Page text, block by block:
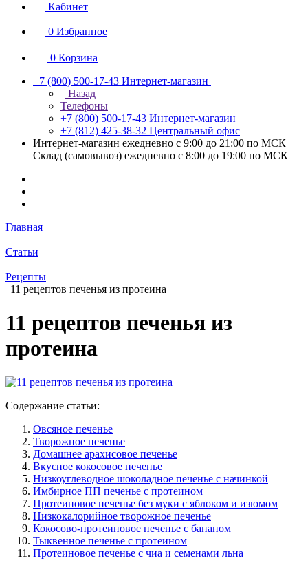
Кабинет
0 Избранное
0 Корзина
+7 (800) 500-17-43 Интернет-магазин
Назад
Телефоны
+7 (800) 500-17-43 Интернет-магазин
+7 (812) 425-38-32 Центральный офис
Интернет-магазин ежедневно с 9:00 до 21:00 по МСК
Склад (самовывоз) ежедневно с 8:00 до 19:00 по МСК
Главная
Статьи
Рецепты
11 рецептов печенья из протеина
11 рецептов печенья из
протеина
Содержание статьи:
Овсяное печенье
Творожное печенье
Домашнее арахисовое печенье
Вкусное кокосовое печенье
Низкоуглеводное шоколадное печенье с начинкой
Имбирное ПП печенье с протеином
Протеиновое печенье без муки с яблоком и изюмом
Низкокалорийное творожное печенье
Кокосово-протеиновое печенье с бананом
Тыквенное печенье с протеином
Протеиновое печенье с чиа и семенами льна